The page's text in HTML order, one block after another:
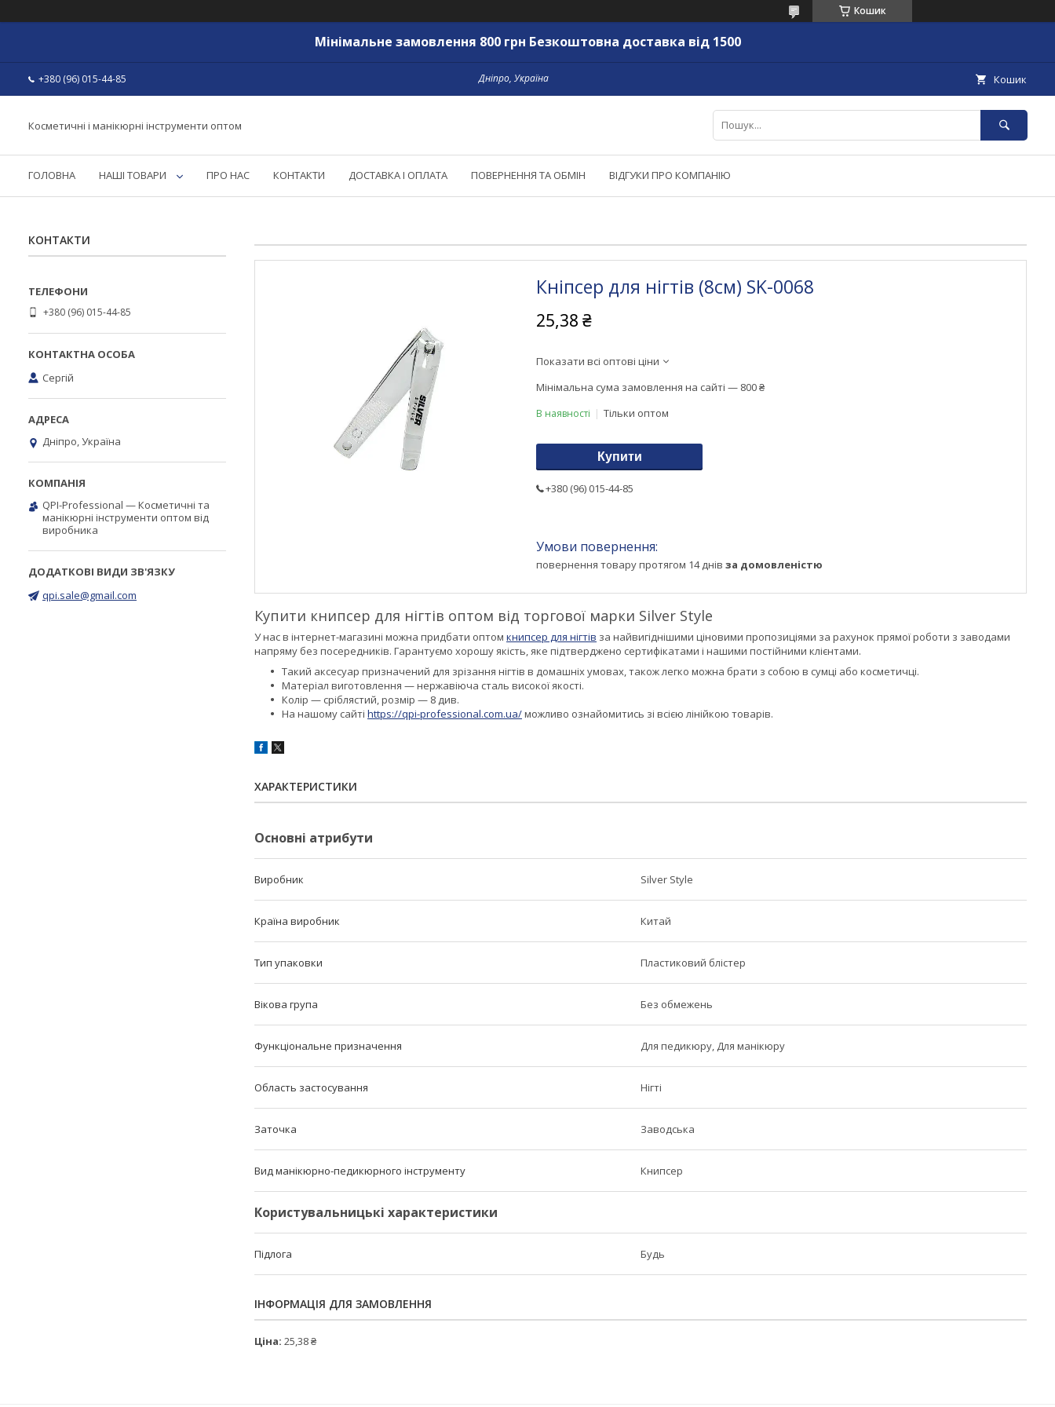
Кошик
Мінімальне замовлення 800 грн Безкоштовна доставка від 1500
+380 (96) 015-44-85 Дніпро, Україна Кошик
Косметичні і манікюрні інструменти оптом
ГОЛОВНА НАШІ ТОВАРИ ПРО НАС КОНТАКТИ ДОСТАВКА І ОПЛАТА ПОВЕРНЕННЯ ТА ОБМІН ВІДГУКИ ПРО КОМПАНІЮ
Кніпсер для нігтів (8см) SK-0068
25,38 ₴
Показати всі оптові ціни
Мінімальна сума замовлення на сайті — 800 ₴
В наявності Тільки оптом
Купити
+380 (96) 015-44-85
повернення товару протягом 14 днів за домовленістю
Купити книпсер для нігтів оптом від торгової марки Silver Style
У нас в інтернет-магазині можна придбати оптом книпсер для нігтів за найвигіднішими ціновими пропозиціями за рахунок прямої роботи з заводами
напряму без посередників. Гарантуємо хорошу якість, яке підтверджено сертифікатами і нашими постійними клієнтами.
Такий аксесуар призначений для зрізання нігтів в домашніх умовах, також легко можна брати з собою в сумці або косметичці.
Матеріал виготовлення — нержавіюча сталь високої якості.
Колір — сріблястий, розмір — 8 див.
На нашому сайті https://qpi-professional.com.ua/можливо ознайомитись зі всією лінійкою товарів.
ХАРАКТЕРИСТИКИ
Основні атрибути
Виробник Silver Style
Країна виробник Китай
Тип упаковки Пластиковий блістер
Вікова група Без обмежень
Функціональне призначення Для педикюру, Для манікюру
Область застосування Нігті
Заточка Заводська
Вид манікюрно-педикюрного інструменту Книпсер
Користувальницькі характеристики
Підлога Будь
ІНФОРМАЦІЯ ДЛЯ ЗАМОВЛЕННЯ
Ціна: 25,38 ₴
КОНТАКТИ
+380 (96) 015-44-85
Сергій
Дніпро, Україна
QPI-Professional — Косметичні та
манікюрні інструменти оптом від
виробника
qpi.sale@gmail.com